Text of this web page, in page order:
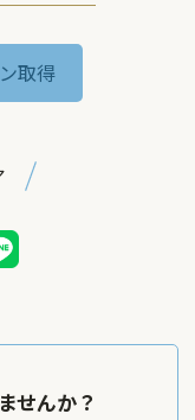
取得
せんか？